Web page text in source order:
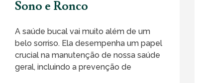
Sono e Ronco
A saúde bucal vai muito além de um
belo sorriso. Ela desempenha um papel
crucial na manutenção de nossa saúde
geral, incluindo a prevenção de